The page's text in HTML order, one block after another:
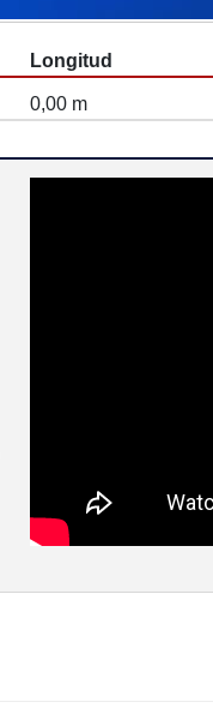
Longitud
0,00 m